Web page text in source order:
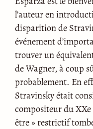
l’auteur en
disparition de
événement
trouver un
de Wagner, à coup
probablement. En
Stravinsky était
compositeur du
être » restrictif